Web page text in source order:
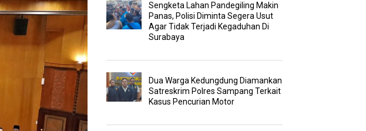
Sengketa Lahan Pandegiling Makin
Panas, Polisi Diminta Segera Usut
Agar Tidak Terjadi Kegaduhan Di
Surabaya
Dua Warga Kedungdung Diamankan
Satreskrim Polres Sampang Terkait
Kasus Pencurian Motor